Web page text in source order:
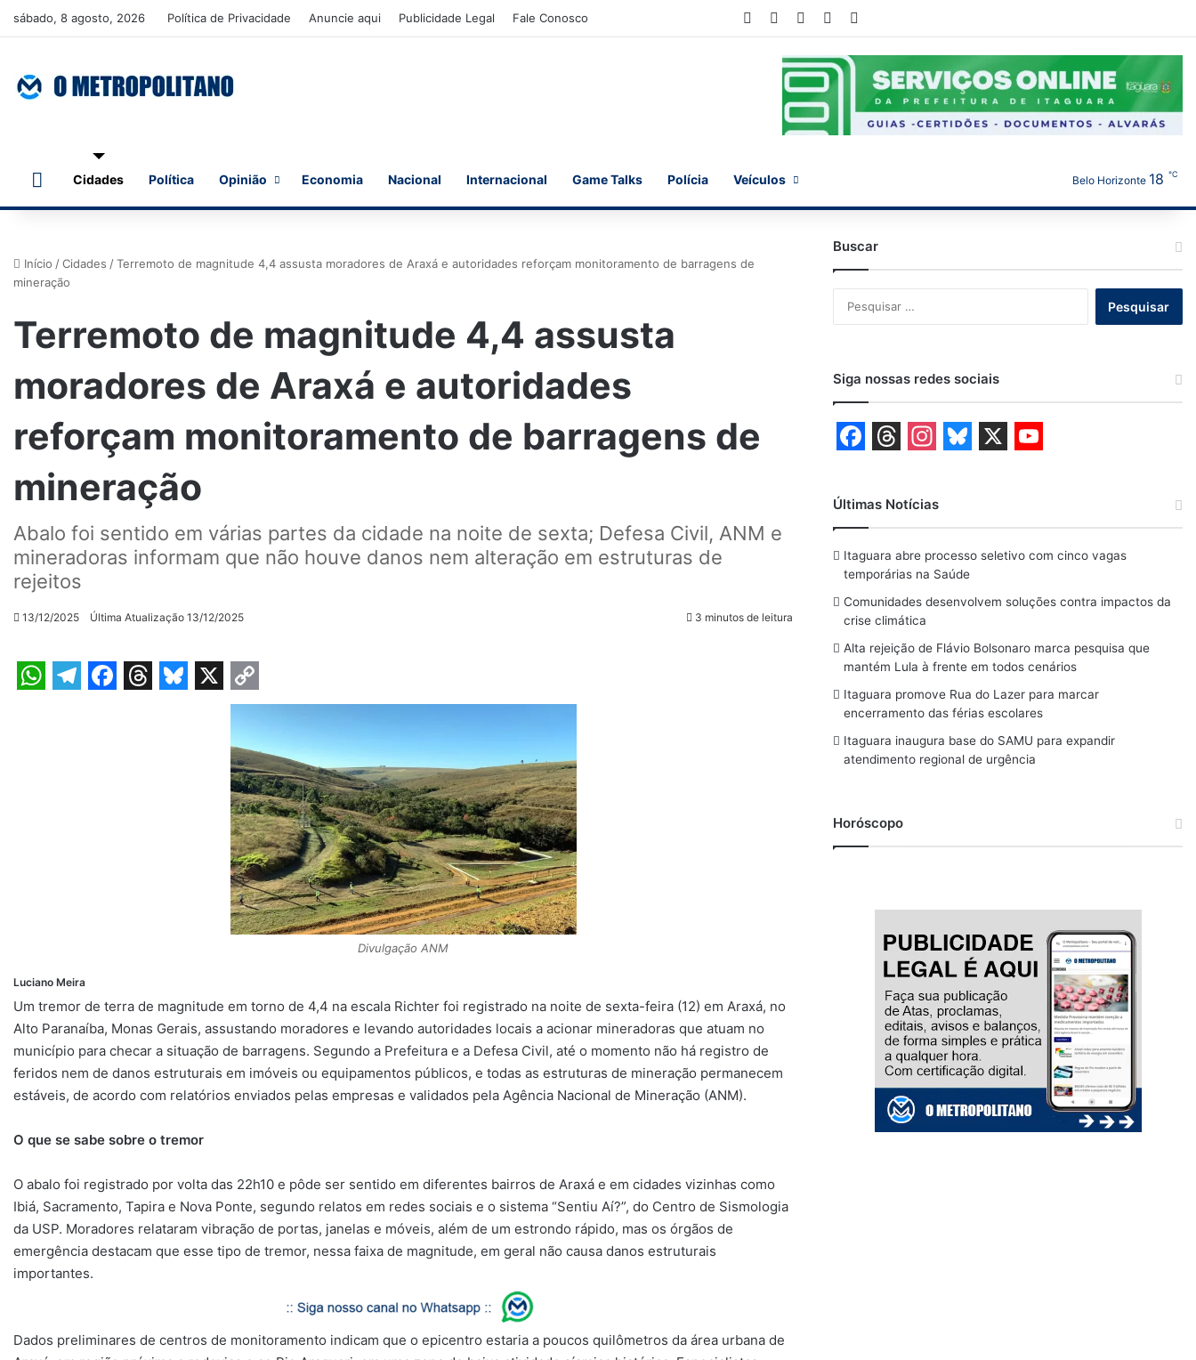
sábado, 8 agosto, 2026 Política de Privacidade Anuncie aqui Publicidade Legal Fale Conosco Facebook YouTubeInstagram
InícioCidades Política Opinião Economia Nacional Internacional Game Talks Polícia Veículos Belo Horizonte 18 ℃
Início /Cidades /Terremoto de magnitude 4,4 assusta moradores de Araxá e autoridades reforçam monitoramento de barragens de
mineração
Terremoto de magnitude 4,4 assusta
moradores de Araxá e autoridades
reforçam monitoramento de barragens de
mineração
Abalo foi sentido em várias partes da cidade na noite de sexta; Defesa Civil, ANM e
mineradoras informam que não houve danos nem alteração em estruturas de
rejeitos
13/12/2025 Última Atualização 13/12/2025 3 minutos de leitura
C
o
p
y
L
i
n
k
Divulgação ANM
Luciano Meira
Um tremor de terra de magnitude em torno de 4,4 na escala Richter foi registrado na noite de sexta-feira (12) em Araxá, no
Alto Paranaíba, Monas Gerais, assustando moradores e levando autoridades locais a acionar mineradoras que atuam no
município para checar a situação de barragens. Segundo a Prefeitura e a Defesa Civil, até o momento não há registro de
feridos nem de danos estruturais em imóveis ou equipamentos públicos, e todas as estruturas de mineração permanecem
estáveis, de acordo com relatórios enviados pelas empresas e validados pela Agência Nacional de Mineração (ANM).
O que se sabe sobre o tremor
O abalo foi registrado por volta das 22h10 e pôde ser sentido em diferentes bairros de Araxá e em cidades vizinhas como
Ibiá, Sacramento, Tapira e Nova Ponte, segundo relatos em redes sociais e o sistema “Sentiu Aí?”, do Centro de Sismologia
da USP. Moradores relataram vibração de portas, janelas e móveis, além de um estrondo rápido, mas os órgãos de
emergência destacam que esse tipo de tremor, nessa faixa de magnitude, em geral não causa danos estruturais
importantes.
Dados preliminares de centros de monitoramento indicam que o epicentro estaria a poucos quilômetros da área urbana de
Buscar
por:
Siga nossas redes sociais
a
c
e
b
o
o
k
h
r
e
a
d
s
n
s
t
a
g
r
a
m
u
e
s
k
y
u
T
b
Últimas Notícias
Itaguara abre processo seletivo com cinco vagas
temporárias na Saúde
Comunidades desenvolvem soluções contra impactos da
crise climática
Alta rejeição de Flávio Bolsonaro marca pesquisa que
mantém Lula à frente em todos cenários
Itaguara promove Rua do Lazer para marcar
encerramento das férias escolares
Itaguara inaugura base do SAMU para expandir
atendimento regional de urgência
Horóscopo